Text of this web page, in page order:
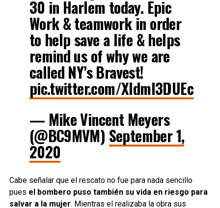
30 in Harlem today. Epic
Work & teamwork in order
to help save a life & helps
remind us of why we are
called NY’s Bravest!
pic.twitter.com/XIdml3DUEc
— Mike Vincent Meyers
(@BC9MVM) September 1,
2020
Cabe señalar que el rescato no fue para nada sencillo
pues el bombero puso también su vida en riesgo para
salvar a la mujer. Mientras el realizaba la obra sus